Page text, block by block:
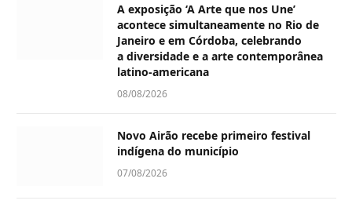
A exposição ‘A Arte que nos Une’
acontece simultaneamente no Rio de
Janeiro e em Córdoba, celebrando
a diversidade e a arte contemporânea
latino-americana
08/08/2026
Novo Airão recebe primeiro festival
indígena do município
07/08/2026